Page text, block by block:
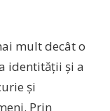
mult decât o
identității și a
și
Prin